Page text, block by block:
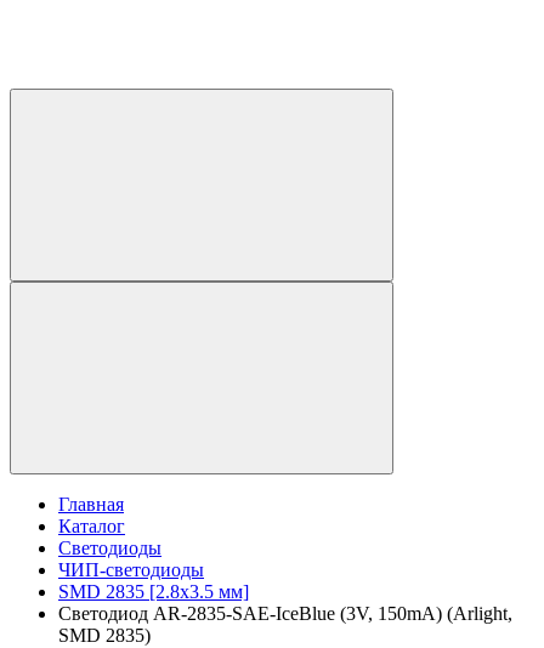
Главная
Каталог
Светодиоды
ЧИП-светодиоды
SMD 2835 [2.8x3.5 мм]
Светодиод AR-2835-SAE-IceBlue (3V, 150mA) (Arlight,
SMD 2835)